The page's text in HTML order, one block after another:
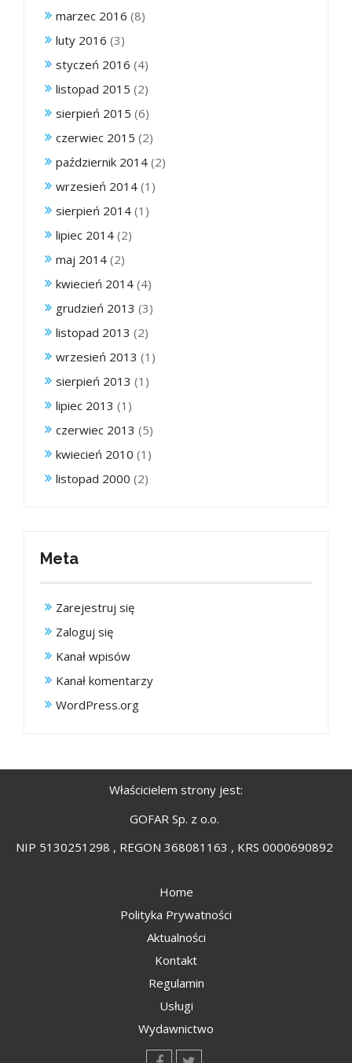
marzec 2016 (8)
luty 2016 (3)
styczeń 2016 (4)
listopad 2015 (2)
sierpień 2015 (6)
czerwiec 2015 (2)
październik 2014 (2)
wrzesień 2014 (1)
sierpień 2014 (1)
lipiec 2014 (2)
maj 2014 (2)
kwiecień 2014 (4)
grudzień 2013 (3)
listopad 2013 (2)
wrzesień 2013 (1)
sierpień 2013 (1)
lipiec 2013 (1)
czerwiec 2013 (5)
kwiecień 2010 (1)
listopad 2000 (2)
Meta
Zarejestruj się
Zaloguj się
Kanał wpisów
Kanał komentarzy
WordPress.org
Właścicielem strony jest:
GOFAR Sp. z o.o.
NIP 5130251298 , REGON 368081163 , KRS 0000690892
Home
Polityka Prywatności
Aktualności
Kontakt
Regulamin
Usługi
Wydawnictwo